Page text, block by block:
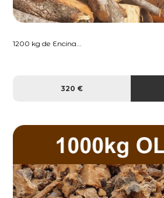
1200 kg de Encina...
320 €